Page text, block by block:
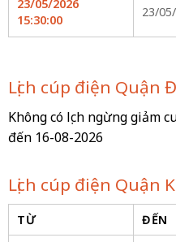
23/05/2026
15:30:00
23/
Lịch cúp điện Quận
Không có lịch ngừng giảm
đến 16-08-2026
Lịch cúp điện Quận
TỪ ĐẾN